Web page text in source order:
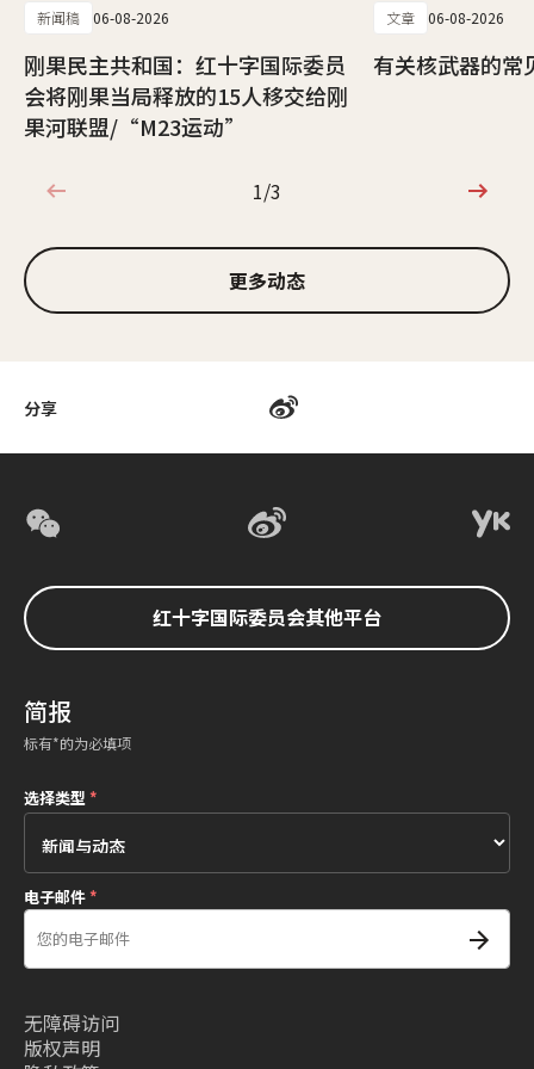
分享
新闻稿 06-08-2026
刚果民主共和国：红十字国际委员
会将刚果当局释放的15人移交给刚
果河联盟/“M23运动”
文章 06-08-2026
有关核武器的常
1/3
1/3
更多动态
红十字国际委员会其他平台
简报
标有*的为必填项
选择类型*
电子邮件*
无障碍访问
版权声明